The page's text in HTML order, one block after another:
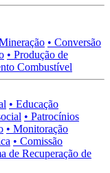
• Conversão
• Produção de
Combustível
• Educação
• Patrocínios
• Monitoração
• Comissão
de Recuperação de